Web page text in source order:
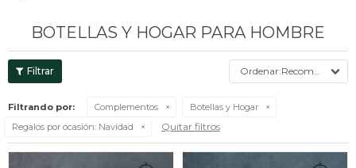
BOTELLAS Y HOGAR PARA HOMBRE
Recomendados
Filtrando por: Complementos
Botellas y Hogar
Regalos por ocasión: Navidad Quitar filtros